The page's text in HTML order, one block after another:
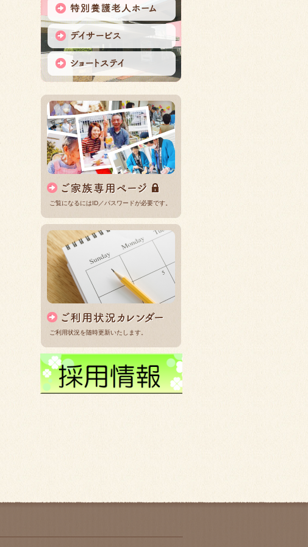
ご覧になるにはID／パスワードが必要です。
ご利用状況を随時更新いたします。